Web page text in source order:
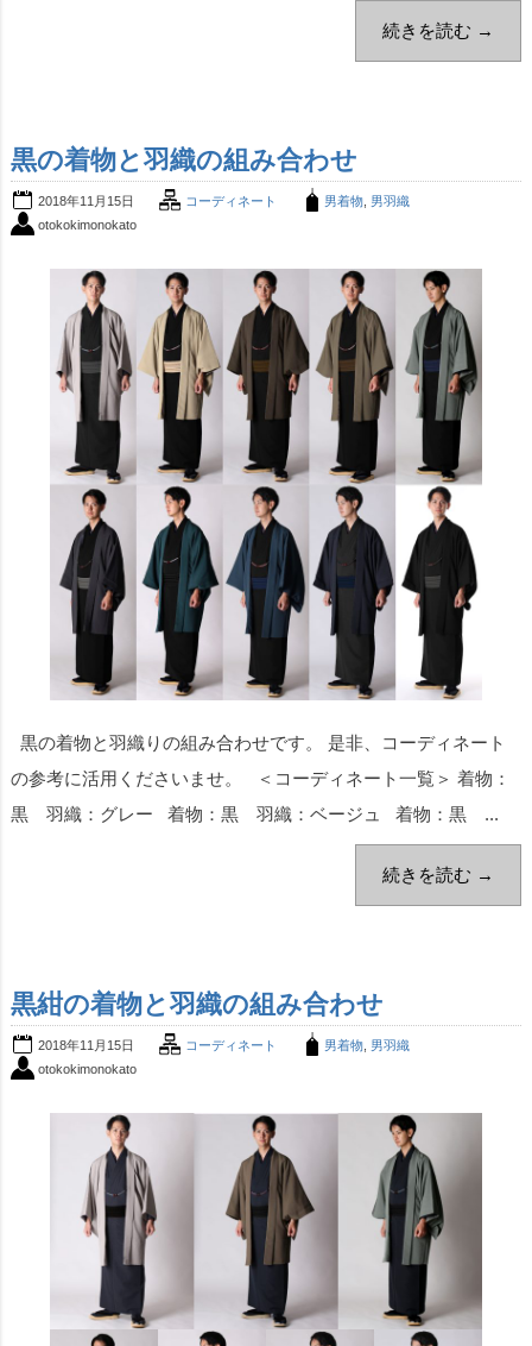
続きを読む →
黒の着物と羽織の組み合わせ
2018年11月15日 コーディネート 男着物, 男羽織
otokokimonokato
黒の着物と羽織りの組み合わせです。 是非、コーディネート
の参考に活用くださいませ。 ＜コーディネート一覧＞ 着物：
黒 羽織：グレー 着物：黒 羽織：ベージュ 着物：黒 ...
続きを読む →
黒紺の着物と羽織の組み合わせ
2018年11月15日 コーディネート 男着物, 男羽織
otokokimonokato